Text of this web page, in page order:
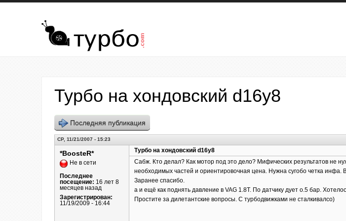
Перейти к основному содержанию
Турбо на хондовский d16y8
Последняя публикация
СР, 11/21/2007 - 15:23
*BoosteR*
Не в сети
Последнее
посещение: 16 лет 8
месяцев назад
Зарегистрирован:
11/19/2009 - 16:44
Турбо на хондовский d16y8
Сабж. Кто делал? Как мотор под это дело? Мифических результатов не
необходимых частей и ориентировочная цена. Нужна сугобо четка инфа.
Заранее спасибо.
а и ещё как поднять давление в VAG 1.8T. По датчику дует о.5 бар.
Простите за дилетантские вопросы. С турбодвижками не сталкивалсо)